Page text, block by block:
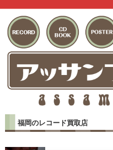
福岡のレコード買取店